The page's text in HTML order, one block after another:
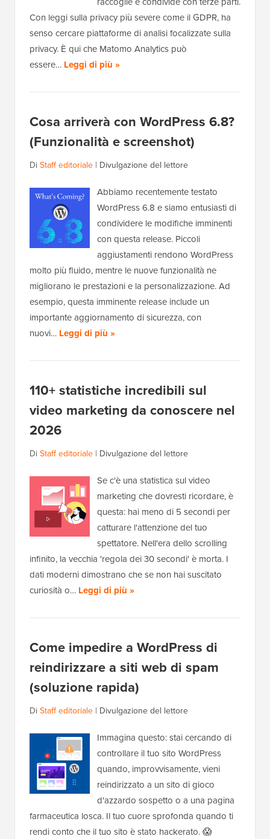
Con leggi sulla privacy più severe come il GDPR, ha
senso cercare piattaforme di analisi focalizzate sulla
privacy. È qui che Matomo Analytics può
essere… Leggi di più »
Cosa arriverà con WordPress 6.8?
(Funzionalità e screenshot)
DiStaff editoriale | Divulgazione del lettore
Abbiamo recentemente testato
WordPress 6.8 e siamo entusiasti di
condividere le modifiche imminenti
con questa release. Piccoli
aggiustamenti rendono WordPress
molto più fluido, mentre le nuove funzionalità ne
migliorano le prestazioni e la personalizzazione. Ad
esempio, questa imminente release include un
importante aggiornamento di sicurezza, con
nuovi… Leggi di più »
110+ statistiche incredibili sul
video marketing da conoscere nel
2026
DiStaff editoriale | Divulgazione del lettore
Se c'è una statistica sul video
marketing che dovresti ricordare, è
questa: hai meno di 5 secondi per
catturare l'attenzione del tuo
spettatore. Nell'era dello scrolling
infinito, la vecchia 'regola dei 30 secondi' è morta. I
dati moderni dimostrano che se non hai suscitato
curiosità o… Leggi di più »
Come impedire a WordPress di
reindirizzare a siti web di spam
(soluzione rapida)
DiStaff editoriale | Divulgazione del lettore
Immagina questo: stai cercando di
controllare il tuo sito WordPress
quando, improvvisamente, vieni
reindirizzato a un sito di gioco
d'azzardo sospetto o a una pagina
farmaceutica losca. Il tuo cuore sprofonda quando ti
rendi conto che il tuo sito è stato hackerato. 😱